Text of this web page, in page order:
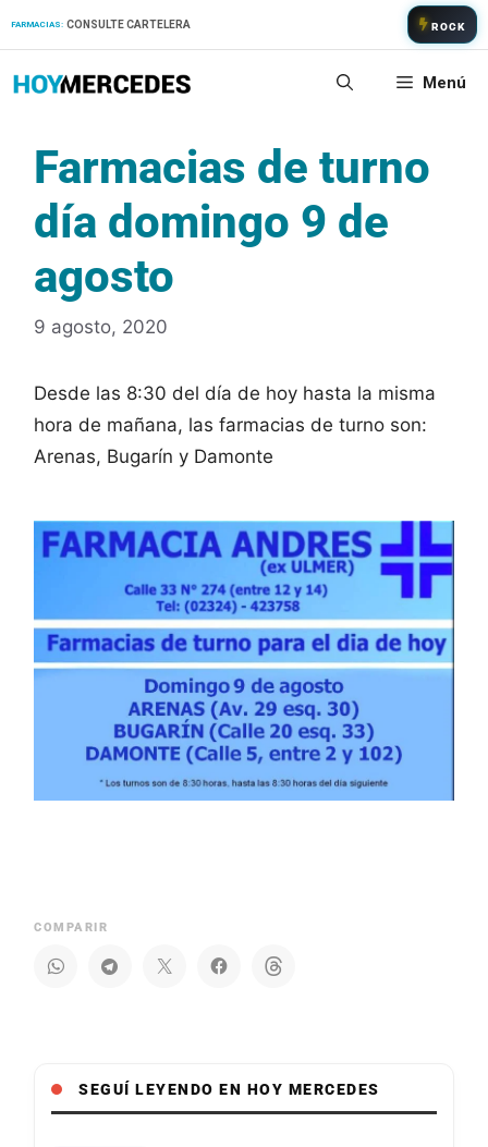
FARMACIAS: CONSULTE CARTELERA ROCK
Menú
Farmacias de turno
día domingo 9 de
agosto
9 agosto, 2020
Desde las 8:30 del día de hoy hasta la misma
hora de mañana, las farmacias de turno son:
Arenas, Bugarín y Damonte
COMPARIR
SEGUÍ LEYENDO EN HOY MERCEDES